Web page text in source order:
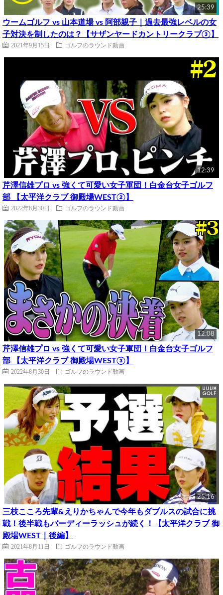
25:39
ウームゴルフ vs 山本道場 vs 阿部親子｜過去最強レベルの女
子対決を制したのは？【サザンヤードカントリークラブ③】
2021年9月15日 ゴルフのラウンド動画
12:39
芹澤信雄プロ vs 強くて可愛い女子軍団！白金台女子ゴルフ
部 【太平洋クラブ 御殿場WEST②】
2022年8月30日 ゴルフのラウンド動画
12:08
芹澤信雄プロ vs 強くて可愛い女子軍団！白金台女子ゴルフ
部 【太平洋クラブ 御殿場WEST③】
2022年8月30日 ゴルフのラウンド動画
25:16
三枝こころ先輩&えりかちゃんで今年もダブルスの試合に挑
戦！後半戦もバーディーラッシュが続く！【太平洋クラブ 御
殿場WEST｜後編】
2021年8月11日 ゴルフのラウンド動画